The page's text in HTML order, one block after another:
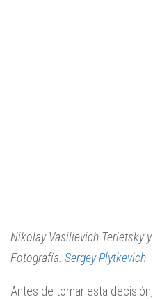
Nikolay Vasilievich Terletsky y
Fotografía: Sergey Plytkevich
Antes de tomar esta